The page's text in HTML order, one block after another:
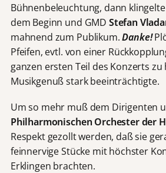
Bühnenbeleuchtung, dann
dem Beginn und GMD Stefan
mahnend zum Publikum.Danke!
Pfeifen, evtl. von einer
ganzen ersten Teil des Konzerts
Musikgenuß stark beeinträchtigte.
Um so mehr muß dem Dirigenten
Philharmonischen Orchester der
Respekt gezollt werden, daß sie
feinnervige Stücke mit höchster
Erklingen brachten.